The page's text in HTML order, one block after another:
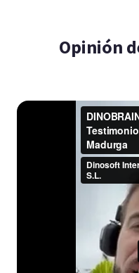
Opinión